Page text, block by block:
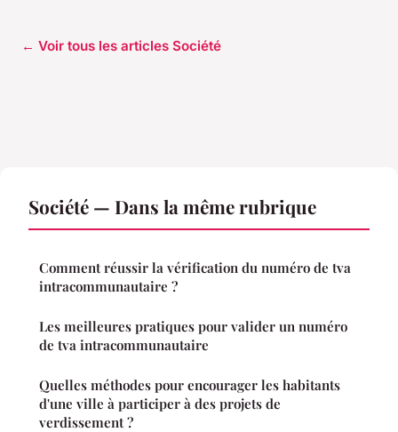
← Voir tous les articles Société
Société — Dans la même rubrique
Comment réussir la vérification du numéro de tva
intracommunautaire ?
Les meilleures pratiques pour valider un numéro
de tva intracommunautaire
Quelles méthodes pour encourager les habitants
d'une ville à participer à des projets de
verdissement ?